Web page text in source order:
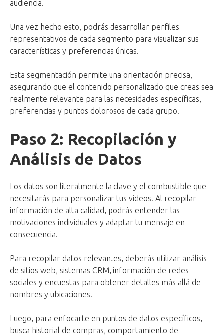
audiencia.
Una vez hecho esto, podrás desarrollar perfiles
representativos de cada segmento para visualizar sus
características y preferencias únicas.
Esta segmentación permite una orientación precisa,
asegurando que el contenido personalizado que creas sea
realmente relevante para las necesidades específicas,
preferencias y puntos dolorosos de cada grupo.
Paso 2: Recopilación y
Análisis de Datos
Los datos son literalmente la clave y el combustible que
necesitarás para personalizar tus videos. Al recopilar
información de alta calidad, podrás entender las
motivaciones individuales y adaptar tu mensaje en
consecuencia.
Para recopilar datos relevantes, deberás utilizar análisis
de sitios web, sistemas CRM, información de redes
sociales y encuestas para obtener detalles más allá de
nombres y ubicaciones.
Luego, para enfocarte en puntos de datos específicos,
busca historial de compras, comportamiento de